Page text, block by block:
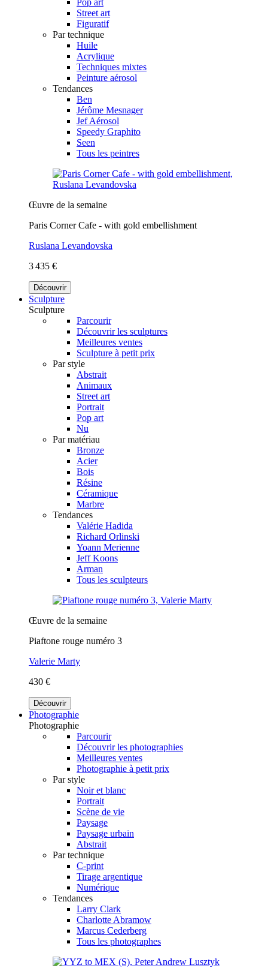
Street art
Figuratif
Par technique
Huile
Acrylique
Techniques mixtes
Peinture aérosol
Tendances
Ben
Jérôme Mesnager
Jef Aérosol
Speedy Graphito
Seen
Tous les peintres
Œuvre de la semaine
Paris Corner Cafe - with gold embellishment
Ruslana Levandovska
3 435 €
Découvrir
Sculpture
Sculpture
Parcourir
Découvrir les sculptures
Meilleures ventes
Sculpture à petit prix
Par style
Abstrait
Animaux
Street art
Portrait
Pop art
Nu
Par matériau
Bronze
Acier
Bois
Résine
Céramique
Marbre
Tendances
Valérie Hadida
Richard Orlinski
Yoann Merienne
Jeff Koons
Arman
Tous les sculpteurs
Œuvre de la semaine
Piaftone rouge numéro 3
Valerie Marty
430 €
Découvrir
Photographie
Photographie
Parcourir
Découvrir les photographies
Meilleures ventes
Photographie à petit prix
Par style
Noir et blanc
Portrait
Scène de vie
Paysage
Paysage urbain
Abstrait
Par technique
C-print
Tirage argentique
Numérique
Tendances
Larry Clark
Charlotte Abramow
Marcus Cederberg
Tous les photographes